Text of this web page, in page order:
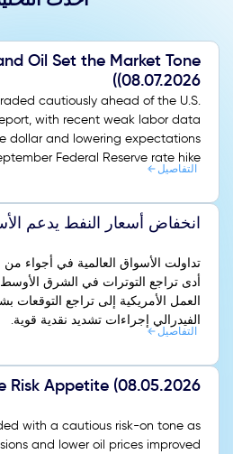
Oil Set the Market Tone
(08.07.2026)
cautiously ahead of the U.S.
with recent weak labor data
dollar and lowering expectations
Federal Reserve rate hike.
التفاصيل
انخفاض أسعار النفط يدعم الأسواق
تداولت الأسواق العالمية في أجواء
أدى تراجع التوترات في الشرق
العمل الأمريكية إلى تراجع التوقعات
الفيدرالي إجراءات تشديد نقدية قوية.
التفاصيل
Risk Appetite (08.05.2026)
with a cautious risk-on tone as
and lower oil prices improved